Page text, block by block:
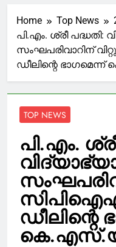
Home Top News
പി.എം. ശ്രീ
സംഘപരിവാറിന്
ഡീലിന്റെ
TOP NEWS
പി.എം.
ഡീലിന്റെ